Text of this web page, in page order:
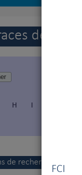
FCI
de la
H I
de recherche au